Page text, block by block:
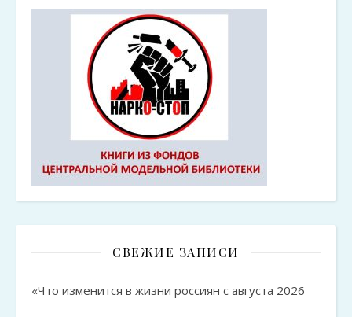
СВЕЖИЕ ЗАПИСИ
«Что изменится в жизни россиян с августа 2026